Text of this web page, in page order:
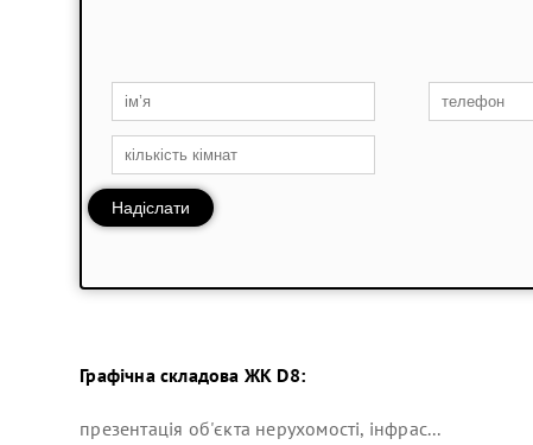
Надіслати
Графічна складова ЖК D8:
презентація об'єкта нерухомості, інфрас...